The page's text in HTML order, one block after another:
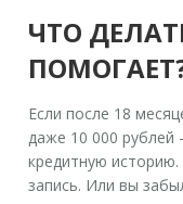
ЧТО
Если после 18
даже 10 000 рублей
кредитную
запись. Или вы